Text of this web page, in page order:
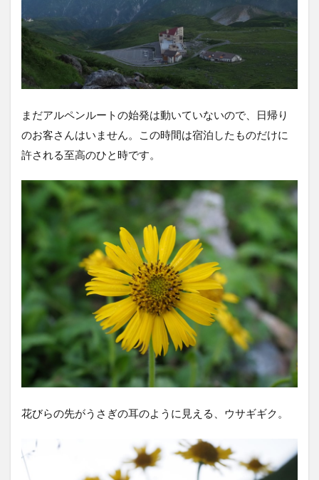
まだアルペンルートの始発は動いていないので、日帰り
のお客さんはいません。この時間は宿泊したものだけに
許される至高のひと時です。
花びらの先がうさぎの耳のように見える、ウサギギク。